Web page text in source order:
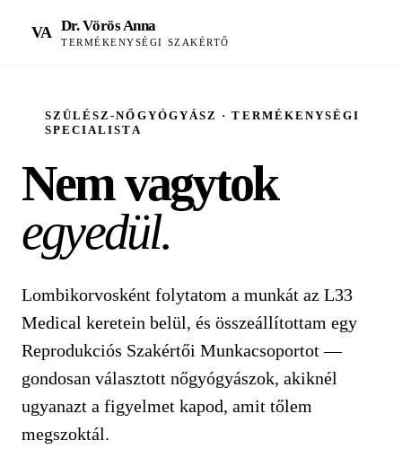
VA Dr. Vörös Anna
TERMÉKENYSÉGI SZAKÉRTŐ
SZÜLÉSZ-NŐGYÓGYÁSZ · TERMÉKENYSÉGI
SPECIALISTA
Nem vagytok
egyedül.
Lombikorvosként folytatom a munkát az L33
Medical keretein belül, és összeállítottam egy
Reprodukciós Szakértői Munkacsoportot —
gondosan választott nőgyógyászok, akiknél
ugyanazt a figyelmet kapod, amit tőlem
megszoktál.